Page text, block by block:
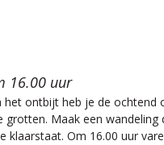
16.00 uur
ontbijt heb je de ochtend
Maak een
Om 16.00 uur